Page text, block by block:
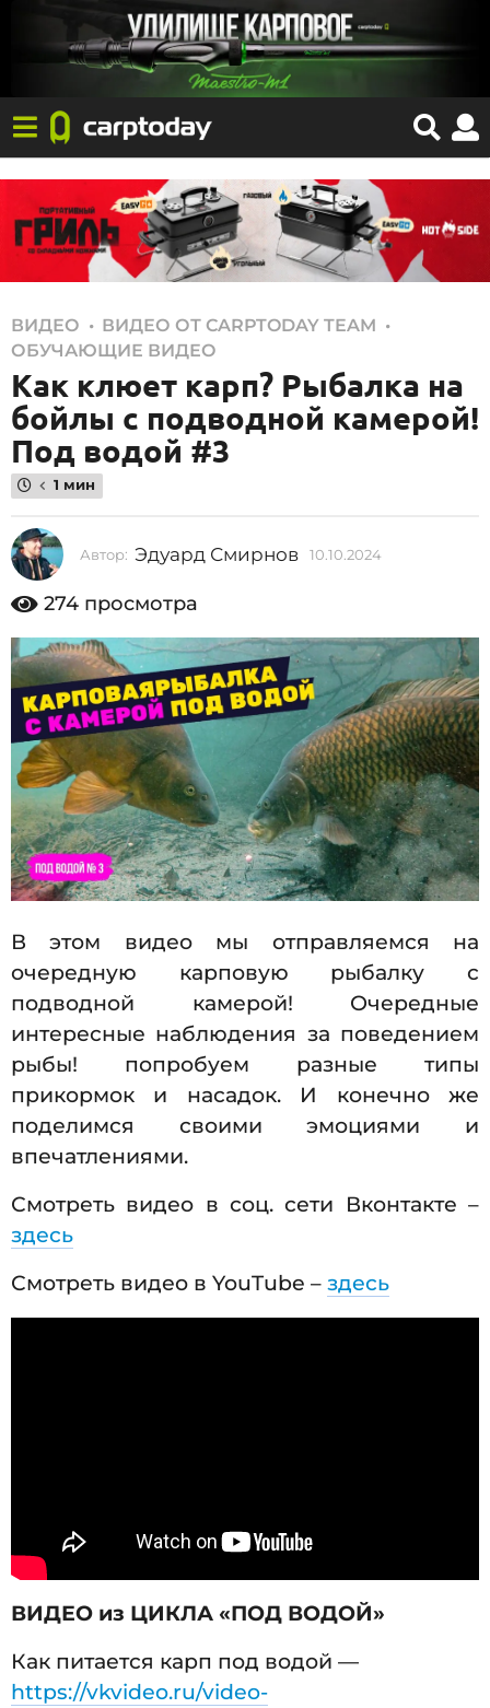
1
0
.
1
0
.
0
2
4
1
0
.
0
2
0
2
ВИДЕО ,ВИДЕО ОТ CARPTODAY TEAM
ОБУЧАЮЩИЕ ВИДЕО
Как клюет карп? Рыбалка на
бойлы с подводной камерой!
Под водой #3
1 мин
Автор: Эдуард Смирнов 10.10.2024
0
.
2
0
2
4
274 просмотра
В этом видео мы отправляемся на
очередную карповую рыбалку с
подводной камерой! Очередные
интересные наблюдения за поведением
рыбы! попробуем разные типы
прикормок и насадок. И конечно же
поделимся своими эмоциями и
впечатлениями.
Смотреть видео в соц. сети Вконтакте –
здесь
Смотреть видео в YouTube – здесь
ВИДЕО из ЦИКЛА «ПОД ВОДОЙ»
Как питается карп под водой —
https://vkvideo.ru/video-